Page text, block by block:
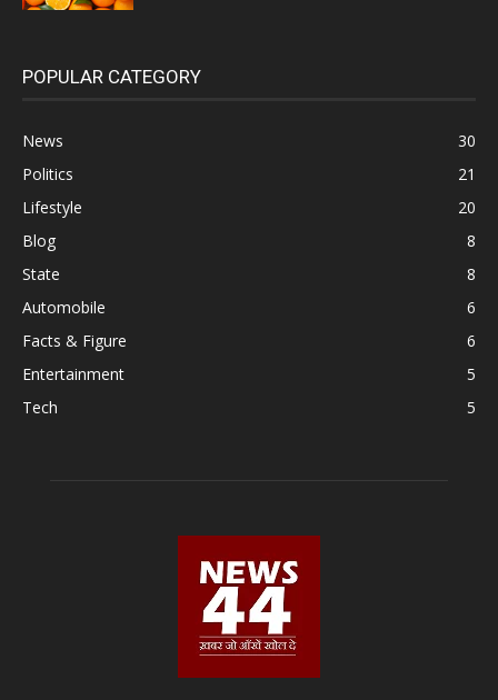
POPULAR CATEGORY
News
30
Politics
21
Lifestyle
20
Blog
8
State
8
Automobile
6
Facts & Figure
6
Entertainment
5
Tech
5